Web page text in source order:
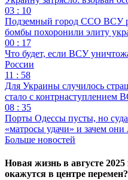
03 : 10
Подземный город ССО ВСУ
бомбы похоронили элиту
00 : 17
Что будет, если ВСУ
России
11 : 58
Для Украины случилось
стало с контрнаступлением
08 : 35
Порты Одессы пусты, но
«матросы удачи» и зачем они
Больше новостей
Новая жизнь в августе
окажутся в центре перемен?